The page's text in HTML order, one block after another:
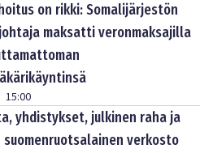
on rikki: Somalijärjestön
maksatti veronmaksajilla
15:00
yhdistykset, julkinen raha ja
suomenruotsalainen verkosto